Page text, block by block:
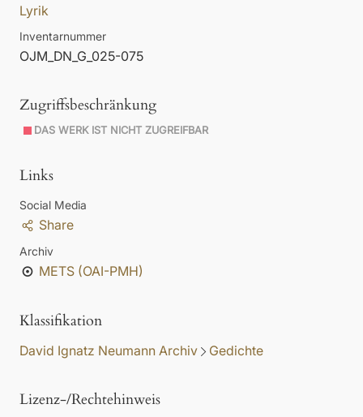
Lyrik
Inventarnummer
OJM_DN_G_025-075
Zugriffsbeschränkung
DAS WERK IST NICHT ZUGREIFBAR
Links
Social Media
Share
Archiv
METS (OAI-PMH)
Klassifikation
David Ignatz Neumann Archiv Gedichte
Lizenz-/Rechtehinweis